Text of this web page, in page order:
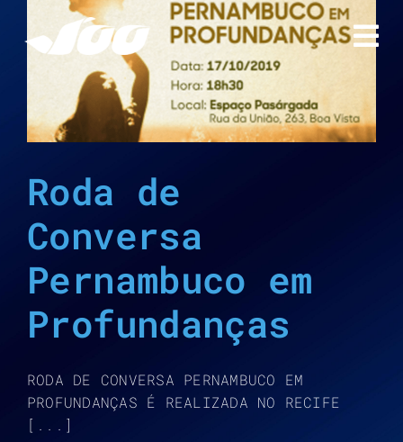
Roda de
Conversa
Pernambuco em
Profundanças
RODA DE CONVERSA PERNAMBUCO EM
PROFUNDANÇAS É REALIZADA NO RECIFE
[...]